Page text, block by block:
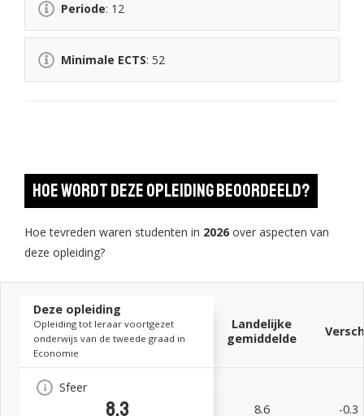
Periode: 12
Minimale ECTS: 52
Hoe wordt deze opleiding beoordeeld?
Hoe tevreden waren studenten in 2026 over aspecten van
deze opleiding?
Deze opleiding
Opleiding tot leraar voortgezet
onderwijs van de tweede graad in
Economie
Landelijke
gemiddelde
Sfeer
8.3 8.6 -0.3